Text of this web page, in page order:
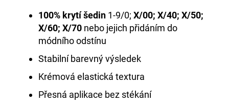
100% krytí šedin 1-9/0; X/00; X/40; X/50;
X/60; X/70 nebo jejich přidáním do
módního odstínu
Stabilní barevný výsledek
Krémová elastická textura
Přesná aplikace bez stékání